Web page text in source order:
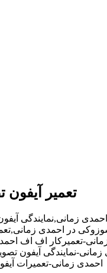
تعمیر
زمانی,نمایندگی
در احمدی
تعمیرکار اف اف
احمدی زمانی-تعمیرات